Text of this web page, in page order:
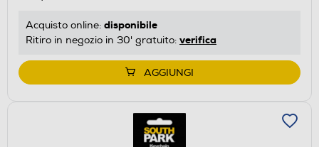
Acquisto online: disponibile
Ritiro in negozio in 30' gratuito: verifica
AGGIUNGI